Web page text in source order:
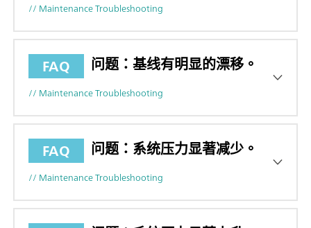
// Maintenance Troubleshooting
FAQ 问题：基线有明显的漂移。
// Maintenance Troubleshooting
FAQ 问题：系统压力显著减少。
// Maintenance Troubleshooting